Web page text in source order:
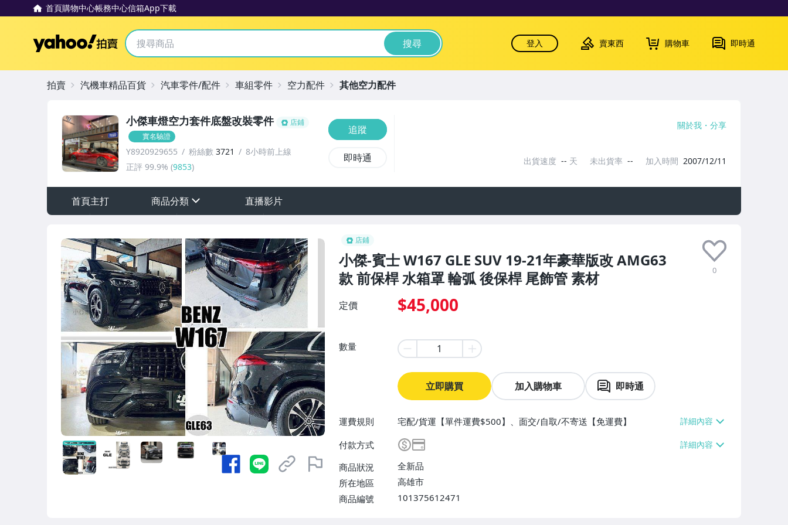
首頁購物中心帳務中心信箱App下載
Yahoo拍賣 搜尋 登入 賣東西 購物車 即時通
店鋪
小傑-賓士 W167 GLE SUV 19-21年豪華版改 AMG63
款 前保桿 水箱罩 輪弧 後保桿 尾飾管 素材
0
定價 $45,000
數量
立即購買 加入購物車 即時通
運費規則
宅配/貨運【單件運費$500】、面交/自取/不寄送【免運費】
付款方式
商品狀況
全新品
所在地區
高雄市
商品編號
101375612471
小傑車燈空力套件底盤改裝零件
店鋪
實名驗證
Y8920929655 粉絲數 3721
8小時前上線
正評 99.9% (9853)
追蹤
即時通
關於我 分享
出貨速度 -- 天 未出貨率 -- 加入時間 2007/12/11
首頁主打 商品分類
各車系安裝實車照
客製光圈魚眼導光條日行燈
原廠型大燈/正廠大燈
類AUDI R8/燈眉大燈
改裝晶鑽/黑框/魚眼大燈
改裝CCFL/3D導光光圈/魚眼大燈
改裝光圈/魚眼大燈/R8燈眉大燈
HID氙氣燈泡/解碼安定器/無解碼安定器
LED燈泡/CCFL光圈/SMD晶片室內燈
直播影片
拍賣 汽機車精品百貨 汽車零件/配件 車組零件 空力配件 其他空力配件